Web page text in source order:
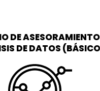
DE
DE DATOS